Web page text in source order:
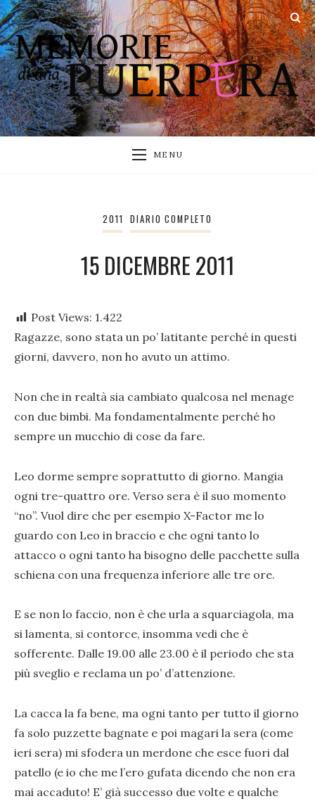
MENU
2011 DIARIO COMPLETO
15 DICEMBRE 2011
Post Views: 1.422
Ragazze, sono stata un po’ latitante perché in questi
giorni, davvero, non ho avuto un attimo.
Non che in realtà sia cambiato qualcosa nel menage
con due bimbi. Ma fondamentalmente perché ho
sempre un mucchio di cose da fare.
Leo dorme sempre soprattutto di giorno. Mangia
ogni tre-quattro ore. Verso sera è il suo momento
“no”. Vuol dire che per esempio X-Factor me lo
guardo con Leo in braccio e che ogni tanto lo
attacco o ogni tanto ha bisogno delle pacchette sulla
schiena con una frequenza inferiore alle tre ore.
E se non lo faccio, non è che urla a squarciagola, ma
si lamenta, si contorce, insomma vedi che è
sofferente. Dalle 19.00 alle 23.00 è il periodo che sta
più sveglio e reclama un po’ d’attenzione.
La cacca la fa bene, ma ogni tanto per tutto il giorno
fa solo puzzette bagnate e poi magari la sera (come
ieri sera) mi sfodera un merdone che esce fuori dal
patello (e io che me l’ero gufata dicendo che non era
mai accaduto! E’ già successo due volte e qualche